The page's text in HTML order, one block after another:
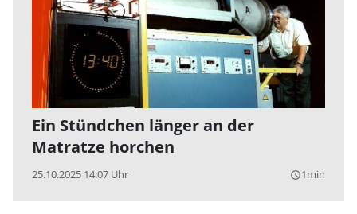
Ein Stündchen länger an der
Matratze horchen
25.10.2025 14:07 Uhr query_builder1min